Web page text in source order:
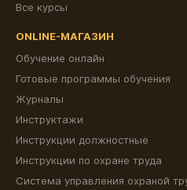
Все курсы
ONLINE-МАГАЗИН
Обучение онлайн
Готовые программы обучения
Журналы
Инструктажи
Инструкции должностные
Инструкции по охране труда
Система управления охраной